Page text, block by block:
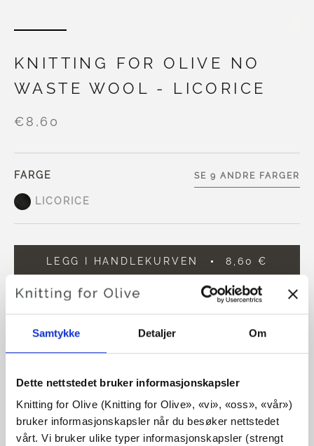
Samtykke Detaljer Om
Dette nettstedet bruker informasjonskapsler
Knitting for Olive (Knitting for Olive», «vi», «oss», «vår»)
bruker informasjonskapsler når du besøker nettstedet
vårt. Vi bruker ulike typer informasjonskapsler (strengt
KNITTING FOR OLIVE NO
WASTE WOOL - LICORICE
€8,60
FARGE
LICORICE
SE 9 ANDRE FARGER
LEGG I HANDLEKURVEN 8,60 €
Bruk€100,0mer og få gratis frakt innen EU!
Bestillinger som legges inn før kl. 13.00 norsk tid,
sendes samme dag
ekstra fin merinoull.
Garnet er sporbart og mulesingfrei.